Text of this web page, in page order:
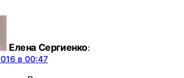
Елена Сергиенко:
в 00:47